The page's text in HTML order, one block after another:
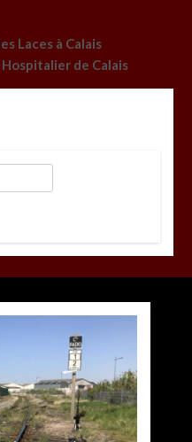
Laces à Calais
de Calais
raclée !!!
a du bon
à Calais ???
décembre 2025
tri sélectif !!!
16 avril 2024
2 ans